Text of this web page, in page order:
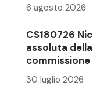
6 agosto 2026
CS180726
assoluta della
commissione
30 luglio 2026